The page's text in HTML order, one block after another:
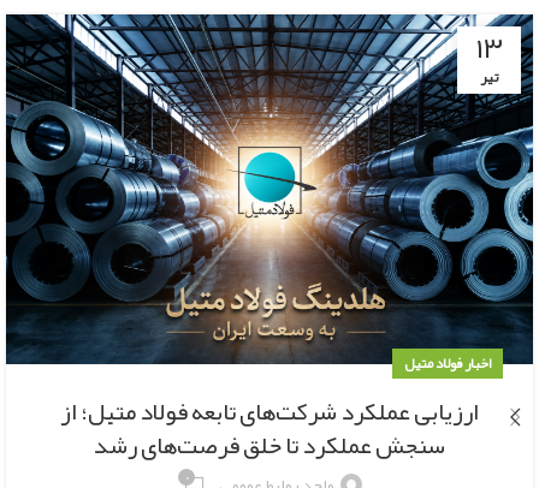
۱۳
تیر
اخبار فولاد متیل
ارزیابی عملکرد شرکت‌های تابعه فولاد متیل؛ از
سنجش عملکرد تا خلق فرصت‌های رشد
۰